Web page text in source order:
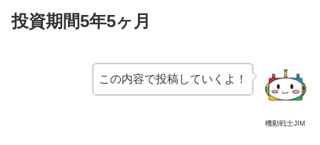
投資期間5年5ヶ月
機動戦士JIM
この内容で投稿していくよ！